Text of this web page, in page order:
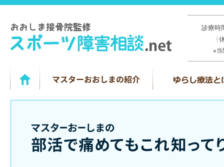
診療
※